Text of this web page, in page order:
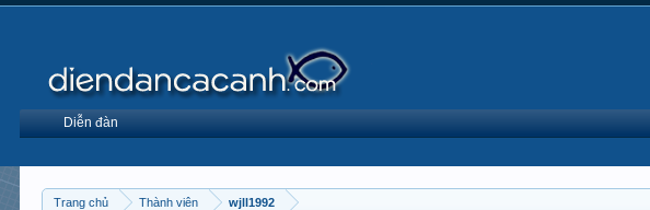
Trang chủ Thành viên wjll1992
Diễn đàn